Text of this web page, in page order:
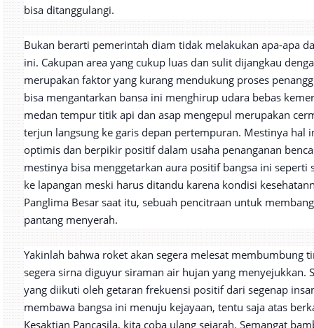
bisa ditanggulangi.
Bukan berarti pemerintah diam tidak melakukan apa-apa
ini. Cakupan area yang cukup luas dan sulit dijangkau
merupakan faktor yang kurang mendukung proses
bisa mengantarkan bansa ini menghirup udara bebas
medan tempur titik api dan asap mengepul merupakan
terjun langsung ke garis depan pertempuran. Mestinya hal
optimis dan berpikir positif dalam usaha penanganan
mestinya bisa menggetarkan aura positif bangsa ini seperti
ke lapangan meski harus ditandu karena kondisi
Panglima Besar saat itu, sebuah pencitraan untuk
pantang menyerah.
Yakinlah bahwa roket akan segera melesat membumbung
segera sirna diguyur siraman air hujan yang
yang diikuti oleh getaran frekuensi positif dari segenap
membawa bangsa ini menuju kejayaan, tentu saja atas
Kesaktian Pancasila, kita coba ulang sejarah. Semangat